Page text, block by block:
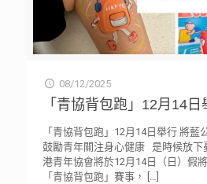
08/12/2025
「青協背包跑」12月14日
「青協背包跑」12月14日舉行 將藍
鼓勵青年關注身心健康 是時候放下
港青年協會將於12月14日（日）假
「青協背包跑」賽事，
[…]